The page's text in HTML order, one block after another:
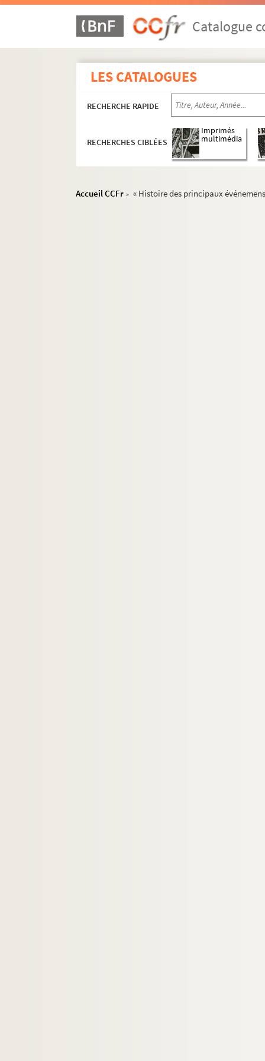
Catalogue
LES CATALOGUES
RECHERCHE RAPIDE
RECHERCHES CIBLÉES
Imprimés
multimédia
Accueil CCFr > « Histoire des principaux